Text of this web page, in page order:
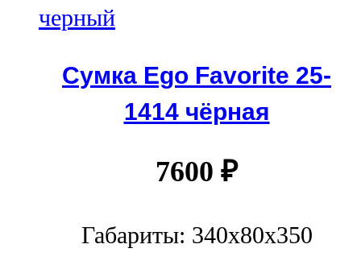
Сумка Ego Favorite 25-
1414 чёрная
7600 ₽
Габариты: 340х80х350